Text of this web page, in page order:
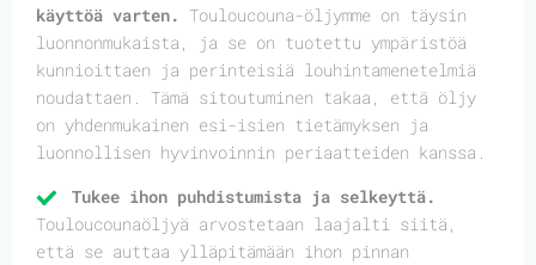
käyttöä varten. Touloucouna-öljymme on täysin
luonnonmukaista, ja se on tuotettu ympäristöä
kunnioittaen ja perinteisiä louhintamenetelmiä
noudattaen. Tämä sitoutuminen takaa, että öljy
on yhdenmukainen esi-isien tietämyksen ja
luonnollisen hyvinvoinnin periaatteiden kanssa.
Tukee ihon puhdistumista ja selkeyttä.
Touloucounaöljyä arvostetaan laajalti siitä,
että se auttaa ylläpitämään ihon pinnan